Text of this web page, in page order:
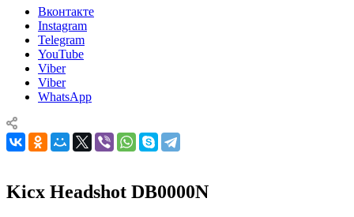
Вконтакте
Instagram
Telegram
YouTube
Viber
Viber
WhatsApp
Kicx Headshot DB0000N